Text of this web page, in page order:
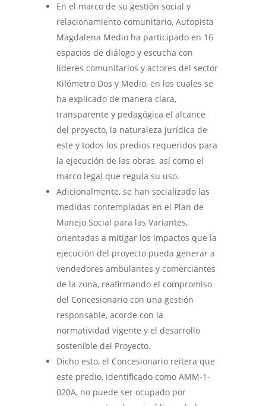
En el marco de su gestión social y
relacionamiento comunitario, Autopista
Magdalena Medio ha participado en 16
espacios de diálogo y escucha con
líderes comunitarios y actores del sector
Kilómetro Dos y Medio, en los cuales se
ha explicado de manera clara,
transparente y pedagógica el alcance
del proyecto, la naturaleza jurídica de
este y todos los predios requeridos para
la ejecución de las obras, así como el
marco legal que regula su uso.
Adicionalmente, se han socializado las
medidas contempladas en el Plan de
Manejo Social para las Variantes,
orientadas a mitigar los impactos que la
ejecución del proyecto pueda generar a
vendedores ambulantes y comerciantes
de la zona, reafirmando el compromiso
del Concesionario con una gestión
responsable, acorde con la
normatividad vigente y el desarrollo
sostenible del Proyecto.
Dicho esto, el Concesionario reitera que
este predio, identificado como AMM-1-
020A, no puede ser ocupado por